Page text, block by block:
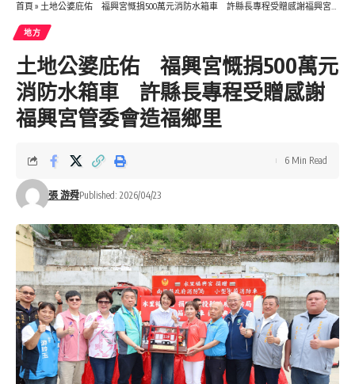
首頁 » 土地公婆庇佑 福興宮慨捐500萬元消防水箱車 許縣長專程受贈感謝福興宮管委會造福鄉里
地方
土地公婆庇佑 福興宮慨捐500萬元
消防水箱車 許縣長專程受贈感謝
福興宮管委會造福鄉里
張 游舜Published: 2026/04/23
6 Min Read